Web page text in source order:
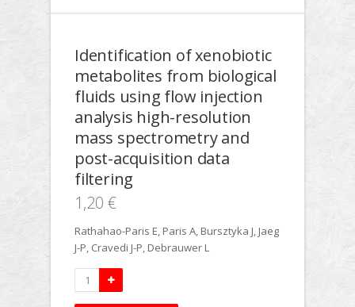
Identification of xenobiotic
metabolites from biological
fluids using flow injection
analysis high-resolution
mass spectrometry and
post-acquisition data
filtering
1,20 €
Rathahao-Paris E, Paris A, Bursztyka J, Jaeg
J-P, Cravedi J-P, Debrauwer L